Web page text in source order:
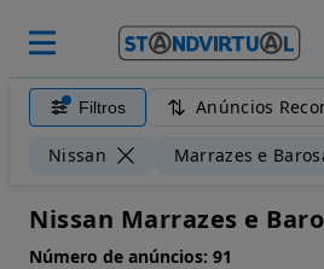
Filtros Anúncios
Nissan Marrazes e
Nissan Marrazes e
Número de anúncios: 91